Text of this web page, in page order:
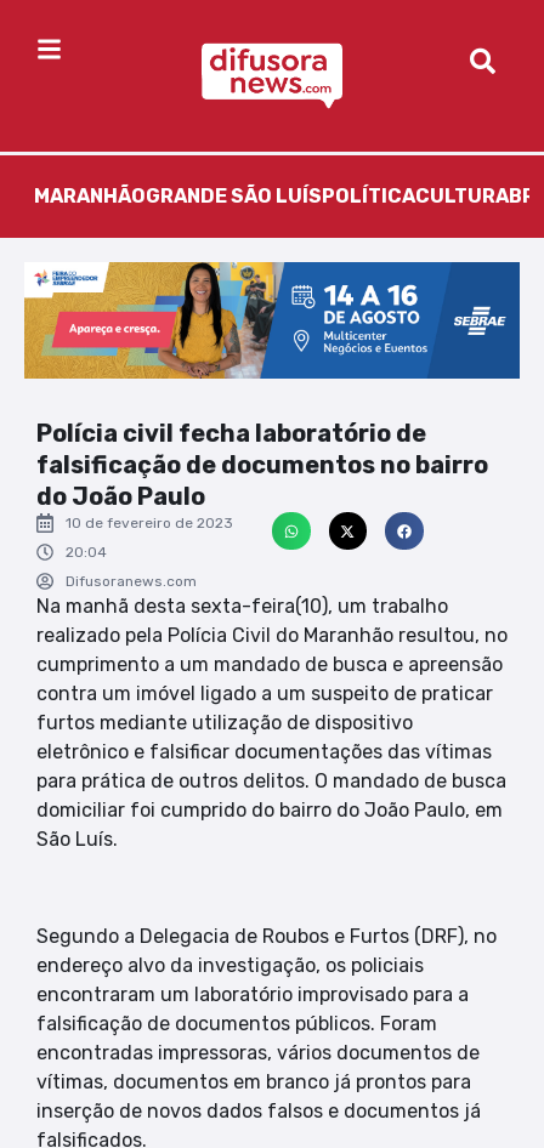
MARANHÃOGRANDE SÃO LUÍS POLÍTICACULTURA
Polícia civil fecha laboratório de
falsificação de documentos no bairro
do João Paulo
10 de fevereiro de 2023
20:04
Difusoranews.com
Na manhã desta sexta-feira(10), um trabalho
realizado pela Polícia Civil do Maranhão resultou, no
cumprimento a um mandado de busca e apreensão
contra um imóvel ligado a um suspeito de praticar
furtos mediante utilização de dispositivo
eletrônico e falsificar documentações das vítimas
para prática de outros delitos. O mandado de busca
domiciliar foi cumprido do bairro do João Paulo, em
São Luís.
Segundo a Delegacia de Roubos e Furtos (DRF), no
endereço alvo da investigação, os policiais
encontraram um laboratório improvisado para a
falsificação de documentos públicos. Foram
encontradas impressoras, vários documentos de
vítimas, documentos em branco já prontos para
inserção de novos dados falsos e documentos já
falsificados.